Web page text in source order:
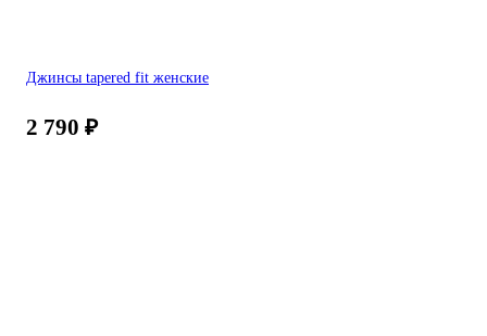
Джинсы tapered fit женские
2 790 ₽